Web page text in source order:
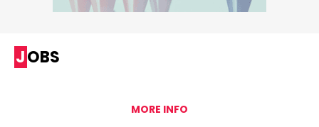
JOBS
MORE INFO